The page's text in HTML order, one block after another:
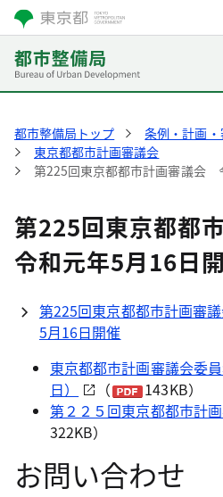
都市整備局トップ 条例・計画
東京都都市計画審議会
第225回東京都都市計画審議会
第225回東京都都
令和元年5月16日
第225回東京都都市計画審
5月16日開催
東京都都市計画審議会委
日）
（
143KB）
第２２５回東京都都市計
322KB）
お問い合わせ